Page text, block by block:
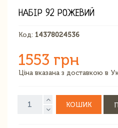
НАБІР 92 РОЖЕВИЙ
Код: 14378024536
1553 грн
Ціна вказана з доставкою в
КОШИК